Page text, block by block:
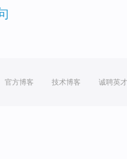
官方博客 技术博客 诚聘英才